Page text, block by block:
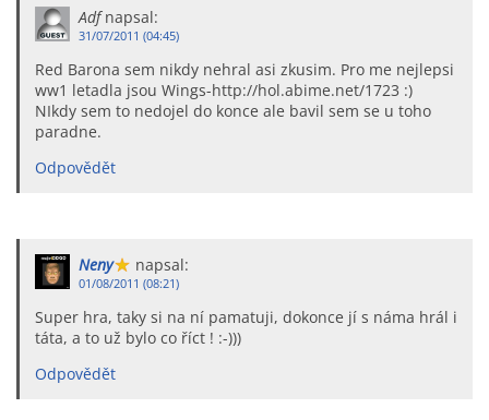
Adf napsal:
31/07/2011 (04:45)
Red Barona sem nikdy nehral asi zkusim. Pro me nejlepsi
ww1 letadla jsou Wings-http://hol.abime.net/1723 :)
NIkdy sem to nedojel do konce ale bavil sem se u toho
paradne.
Odpovědět
Neny napsal:
01/08/2011 (08:21)
Super hra, taky si na ní pamatuji, dokonce jí s náma hrál i
táta, a to už bylo co říct ! :-)))
Odpovědět